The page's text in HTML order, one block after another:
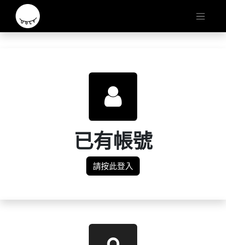
已有帳號
請按此登入